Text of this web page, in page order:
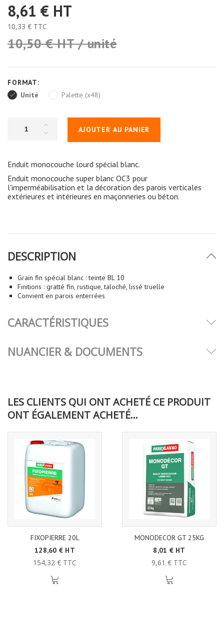
8,61 € HT
10,33 € TTC
10,50 € HT / unité
FORMAT:
Unité
Palette (x48)
AJOUTER AU PANIER
Enduit monocouche lourd spécial blanc.
Enduit monocouche super blanc OC3 pour
l'imperméabilisation et la décoration des parois verticales
extérieures et intérieures en maçonneries ou béton.
DESCRIPTION
Grain fin spécial blanc : teinte BL 10
Finitions : gratté fin, rustique, taloché, lissé truelle
Convient en parois enterrées
CARACTÉRISTIQUES
NUANCIER & DOCUMENTS
LES CLIENTS QUI ONT ACHETÉ CE PRODUIT
ONT ÉGALEMENT ACHETÉ...
FIXOPIERRE 20L
128,60 € HT
154,32 € TTC
MONODECOR GT 25KG
8,01 € HT
9,61 € TTC